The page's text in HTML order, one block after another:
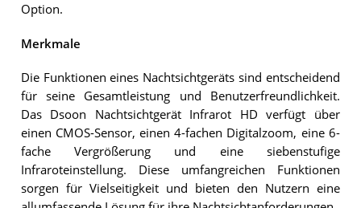
Option.
Merkmale
Die Funktionen eines Nachtsichtgeräts sind entscheidend
für seine Gesamtleistung und Benutzerfreundlichkeit.
Das Dsoon Nachtsichtgerät Infrarot HD verfügt über
einen CMOS-Sensor, einen 4-fachen Digitalzoom, eine 6-
fache Vergrößerung und eine siebenstufige
Infraroteinstellung. Diese umfangreichen Funktionen
sorgen für Vielseitigkeit und bieten den Nutzern eine